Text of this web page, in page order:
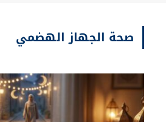
صحة الجهاز الهضمي